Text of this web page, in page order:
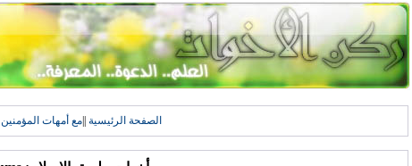
الصفحة الرئيسية مع أمهات المؤمنين